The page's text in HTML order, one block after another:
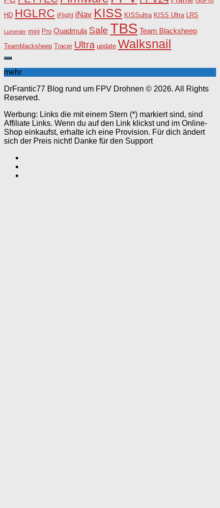
HD HGLRC iFlight iNav KISS KISSultra KISS Ultra LRS
Lumenier mini Pro Quadmula Sale TBS Team Blacksheep
Teamblacksheep Tracer Ultra update Walksnail
mehr
DrFrantic77 Blog rund um FPV Drohnen © 2026. All Rights
Reserved.
Werbung: Links die mit einem Stern (*) markiert sind, sind
Affiliate Links. Wenn du auf den Link klickst und im Online-
Shop einkaufst, erhalte ich eine Provision. Für dich ändert
sich der Preis nicht! Danke für den Support